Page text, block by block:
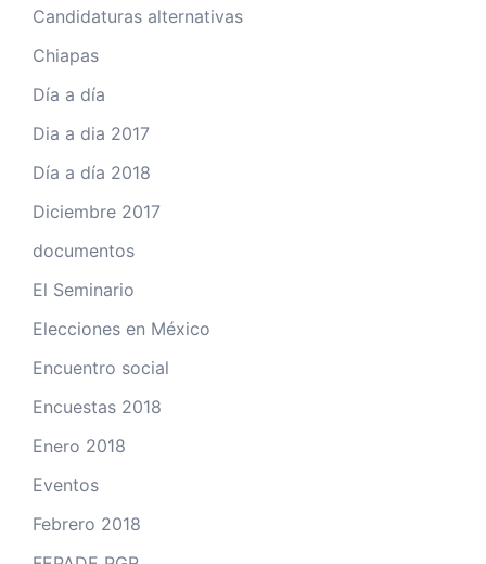
Candidaturas alternativas
Chiapas
Día a día
Dia a dia 2017
Día a día 2018
Diciembre 2017
documentos
El Seminario
Elecciones en México
Encuentro social
Encuestas 2018
Enero 2018
Eventos
Febrero 2018